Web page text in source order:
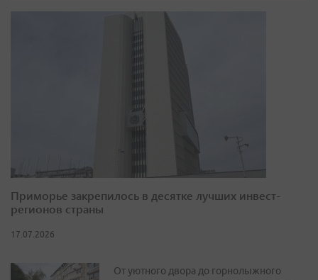
Приморье закрепилось в десятке лучших инвест-
регионов страны
17.07.2026
От уютного двора до горнолыжного